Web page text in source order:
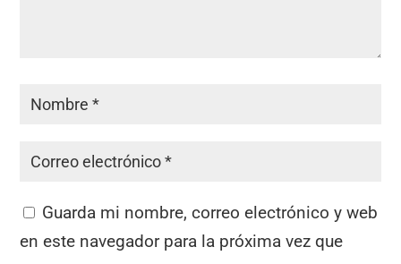
Guarda mi nombre, correo electrónico y web
en este navegador para la próxima vez que